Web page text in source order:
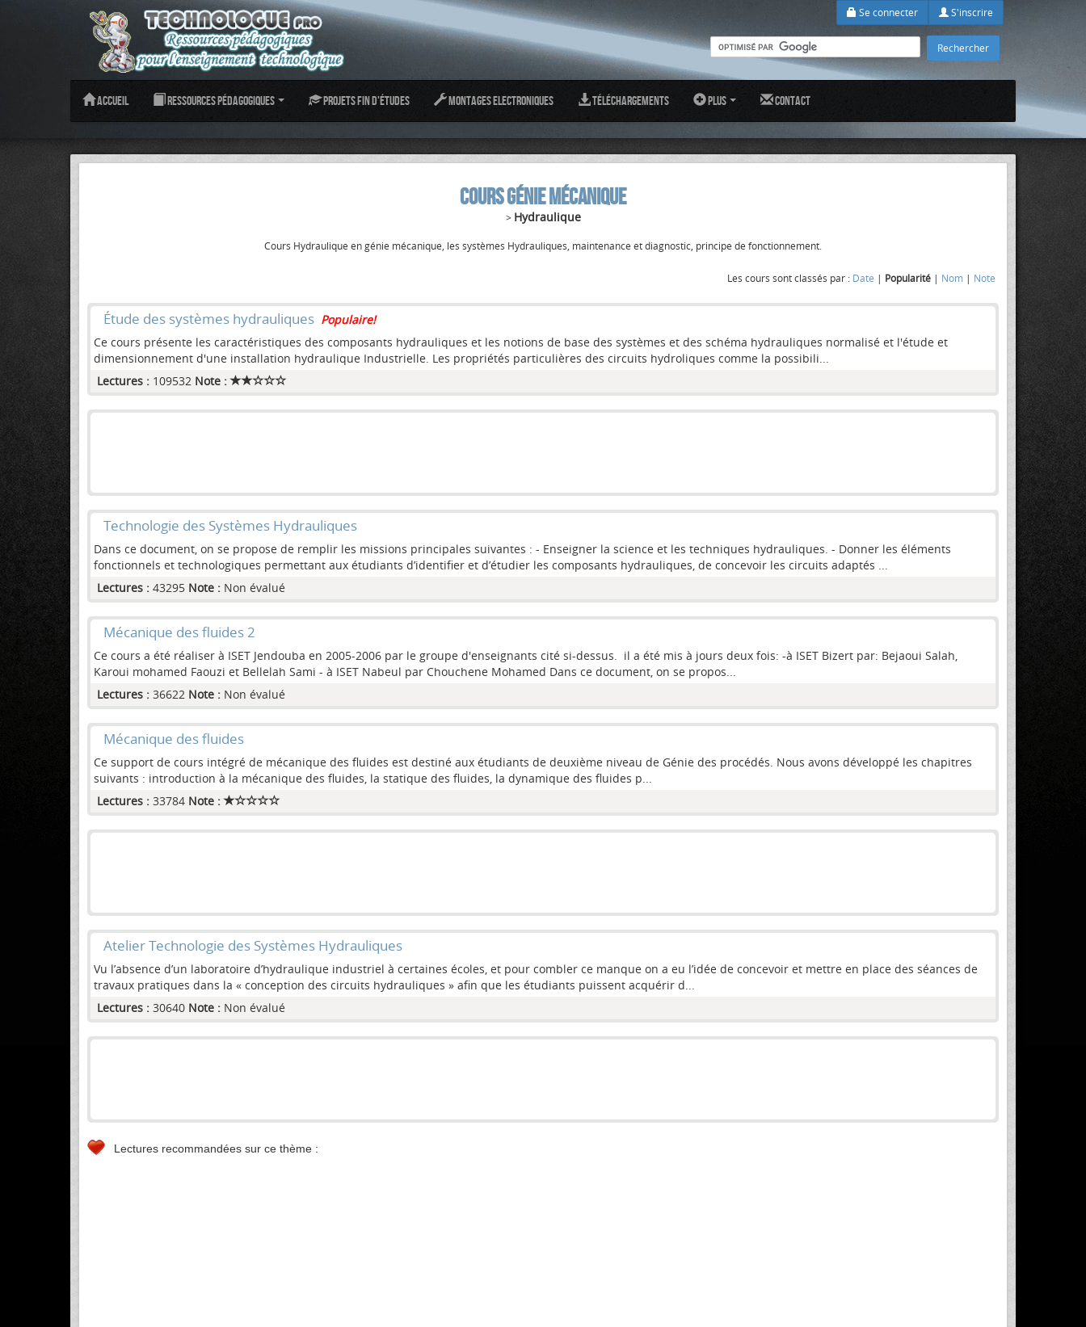
Se connecter S'inscrire
Accueil Ressources pédagogiques Projets fin d'études Montages Electroniques Téléchargements Plus Contact
COURS GÉNIE MÉCANIQUE
> Hydraulique
Cours Hydraulique en génie mécanique, les systèmes Hydrauliques, maintenance et diagnostic, principe de fonctionnement.
Les cours sont classés par : Date | Popularité | Nom | Note
Étude des systèmes hydrauliques Populaire!
Ce cours présente les caractéristiques des composants hydrauliques et les notions de base des systèmes et des schéma hydrauliques normalisé et l'étude et
dimensionnement d'une installation hydraulique Industrielle. Les propriétés particulières des circuits hydroliques comme la possibili...
Lectures : 109532 Note :
Technologie des Systèmes Hydrauliques
Dans ce document, on se propose de remplir les missions principales suivantes : - Enseigner la science et les techniques hydrauliques. - Donner les éléments
fonctionnels et technologiques permettant aux étudiants d’identifier et d’étudier les composants hydrauliques, de concevoir les circuits adaptés ...
Lectures : 43295 Note : Non évalué
Mécanique des fluides 2
Ce cours a été réaliser à ISET Jendouba en 2005-2006 par le groupe d'enseignants cité si-dessus. il a été mis à jours deux fois: -à ISET Bizert par: Bejaoui Salah,
Karoui mohamed Faouzi et Bellelah Sami - à ISET Nabeul par Chouchene Mohamed Dans ce document, on se propos...
Lectures : 36622 Note : Non évalué
Mécanique des fluides
Ce support de cours intégré de mécanique des fluides est destiné aux étudiants de deuxième niveau de Génie des procédés. Nous avons développé les chapitres
suivants : introduction à la mécanique des fluides, la statique des fluides, la dynamique des fluides p...
Lectures : 33784 Note :
Atelier Technologie des Systèmes Hydrauliques
Vu l’absence d’un laboratoire d’hydraulique industriel à certaines écoles, et pour combler ce manque on a eu l’idée de concevoir et mettre en place des séances de
travaux pratiques dans la « conception des circuits hydrauliques » afin que les étudiants puissent acquérir d...
Lectures : 30640 Note : Non évalué
Lectures recommandées sur ce thème :